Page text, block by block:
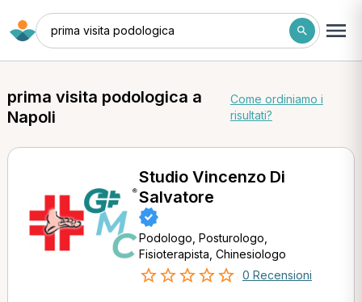
prima visita podologica
prima visita podologica a
Napoli
Come ordiniamo i
risultati?
Studio Vincenzo Di
Salvatore
Podologo, Posturologo,
Fisioterapista, Chinesiologo
0 Recensioni